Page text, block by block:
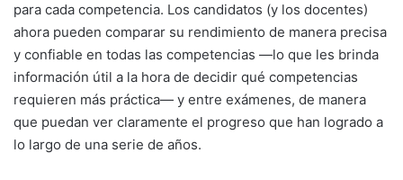
para cada competencia. Los candidatos (y los docentes)
ahora pueden comparar su rendimiento de manera precisa
y confiable en todas las competencias —lo que les brinda
información útil a la hora de decidir qué competencias
requieren más práctica— y entre exámenes, de manera
que puedan ver claramente el progreso que han logrado a
lo largo de una serie de años.